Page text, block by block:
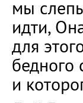
мы
идти,
для
бедного
и